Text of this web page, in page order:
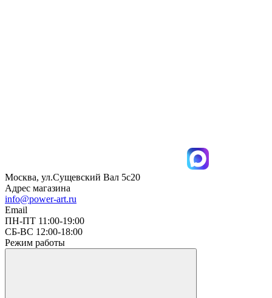
Москва, ул.Сущевский Вал 5с20
Адрес магазина
info@power-art.ru
Email
ПН-ПТ 11:00-19:00
СБ-ВС 12:00-18:00
Режим работы